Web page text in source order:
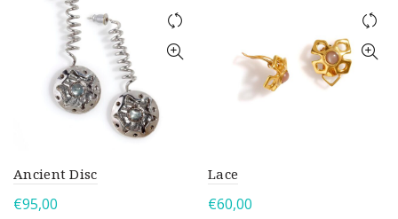
Ancient Disc
€95,00
Lace
€60,00